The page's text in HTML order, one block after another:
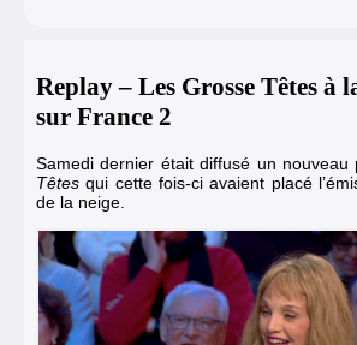
Replay – Les Grosse Têtes à
sur France 2
Samedi dernier était diffusé un nouveau
Têtes qui cette fois-ci avaient placé
de la neige.